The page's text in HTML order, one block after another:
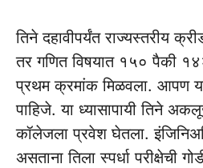
तिने दहावीपर्यंत राज्यस्तरीय
तर गणित विषयात १५० पैकी
प्रथम क्रमांक मिळवला. आपण
पाहिजे. या ध्यासापायी तिने
कॉलेजला प्रवेश घेतला.
असताना तिला स्पर्धा परीक्षेची